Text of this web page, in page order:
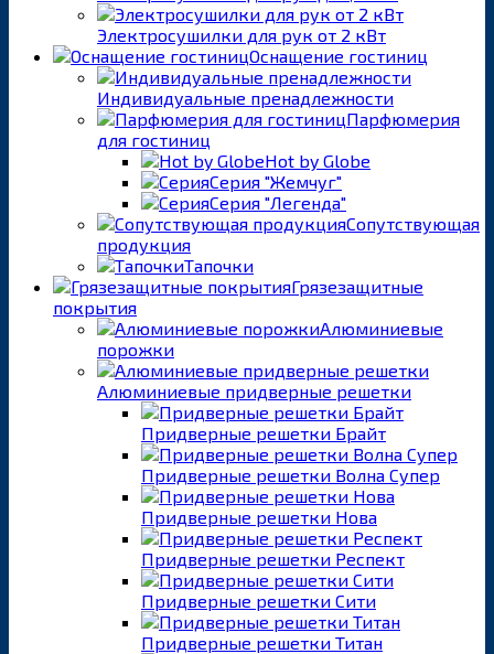
Электросушилки для рук от 2 кВт
Оснащение гостиниц
Индивидуальные пренадлежности
Парфюмерия
для гостиниц
Hot by Globe
Серия "Жемчуг"
Серия "Легенда"
Сопутствующая
продукция
Тапочки
Грязезащитные
покрытия
Алюминиевые
порожки
Алюминиевые придверные решетки
Придверные решетки Брайт
Придверные решетки Волна Супер
Придверные решетки Нова
Придверные решетки Респект
Придверные решетки Сити
Придверные решетки Титан